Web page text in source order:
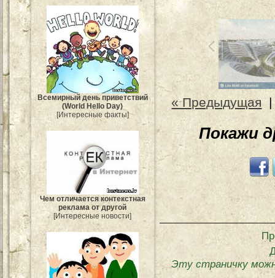
Всемирный день приветствий
(World Hello Day)
[Интересные факты]
Чем отличается контекстная
реклама от другой
[Интересные новости]
« Предыдущая
Покажи
Эту страничку